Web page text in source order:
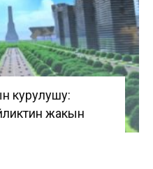
курулушу:
жакын